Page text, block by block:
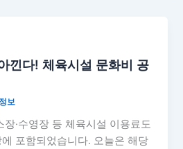
낀다! 체육시설 문화비 공
보
장·수영장 등 체육시설 이용료도
포함되었습니다. 오늘은 해당